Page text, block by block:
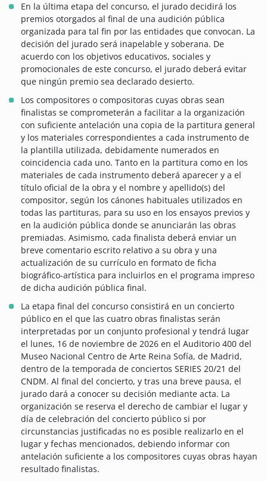
En la última etapa del concurso, el jurado decidirá los
premios otorgados al final de una audición pública
organizada para tal fin por las entidades que convocan. La
decisión del jurado será inapelable y soberana. De
acuerdo con los objetivos educativos, sociales y
promocionales de este concurso, el jurado deberá evitar
que ningún premio sea declarado desierto.
Los compositores o compositoras cuyas obras sean
finalistas se comprometerán a facilitar a la organización
con suficiente antelación una copia de la partitura general
y los materiales correspondientes a cada instrumento de
la plantilla utilizada, debidamente numerados en
coincidencia cada uno. Tanto en la partitura como en los
materiales de cada instrumento deberá aparecer y a el
título oficial de la obra y el nombre y apellido(s) del
compositor, según los cánones habituales utilizados en
todas las partituras, para su uso en los ensayos previos y
en la audición pública donde se anunciarán las obras
premiadas. Asimismo, cada finalista deberá enviar un
breve comentario escrito relativo a su obra y una
actualización de su currículo en formato de ficha
biográfico-artística para incluirlos en el programa impreso
de dicha audición pública final.
La etapa final del concurso consistirá en un concierto
público en el que las cuatro obras finalistas serán
interpretadas por un conjunto profesional y tendrá lugar
el lunes, 16 de noviembre de 2026 en el Auditorio 400 del
Museo Nacional Centro de Arte Reina Sofía, de Madrid,
dentro de la temporada de conciertos SERIES 20/21 del
CNDM. Al final del concierto, y tras una breve pausa, el
jurado dará a conocer su decisión mediante acta. La
organización se reserva el derecho de cambiar el lugar y
día de celebración del concierto público si por
circunstancias justificadas no es posible realizarlo en el
lugar y fechas mencionados, debiendo informar con
antelación suficiente a los compositores cuyas obras hayan
resultado finalistas.